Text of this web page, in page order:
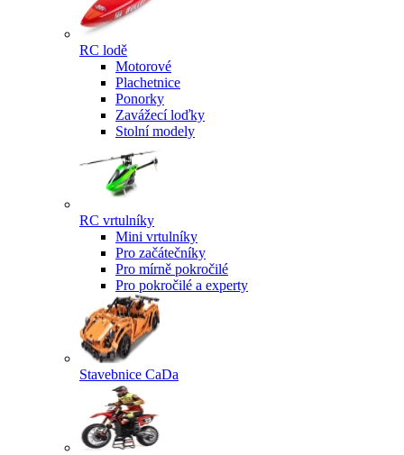
RC lodě
Motorové
Plachetnice
Ponorky
Zavážecí loďky
Stolní modely
RC vrtulníky
Mini vrtulníky
Pro začátečníky
Pro mírně pokročilé
Pro pokročilé a experty
Stavebnice CaDa